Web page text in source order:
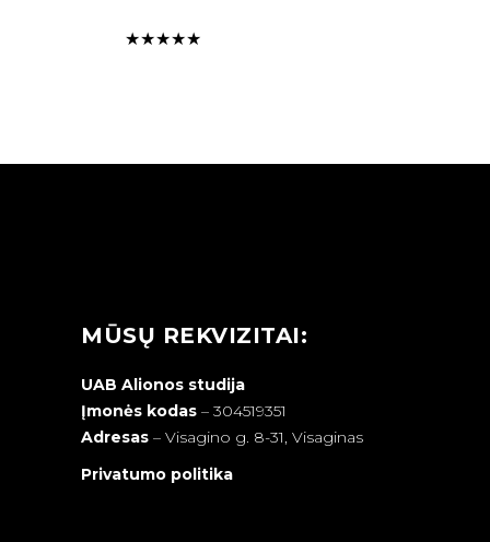
★★★★★
MŪSŲ REKVIZITAI:
UAB Alionos studija
Įmonės kodas – 304519351
Adresas – Visagino g. 8-31, Visaginas
Privatumo politika